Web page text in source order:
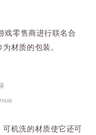
戏零售商进行联名合
材质的包装。
机洗的材质使它还可